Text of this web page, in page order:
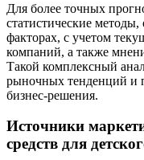
Для более точных
статистические
факторах, с учетом
компаний, а также
Такой комплексный
рыночных тенденций и
бизнес-решения.
Источники
средств для